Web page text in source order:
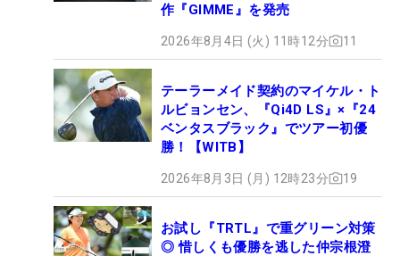
作『GIMME』を発売
2026年8月4日 (火) 11時12分 11
テーラーメイド契約のマイケル・ト
ルビョンセン、『Qi4D LS』×『24
ベンタスブラック』でツアー初優
勝！【WITB】
2026年8月3日 (月) 12時23分 19
お試し『TRTL』で重グリーン対策
◎ 惜しくも優勝を逃した仲宗根澄